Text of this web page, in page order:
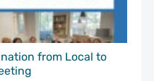
from Local to